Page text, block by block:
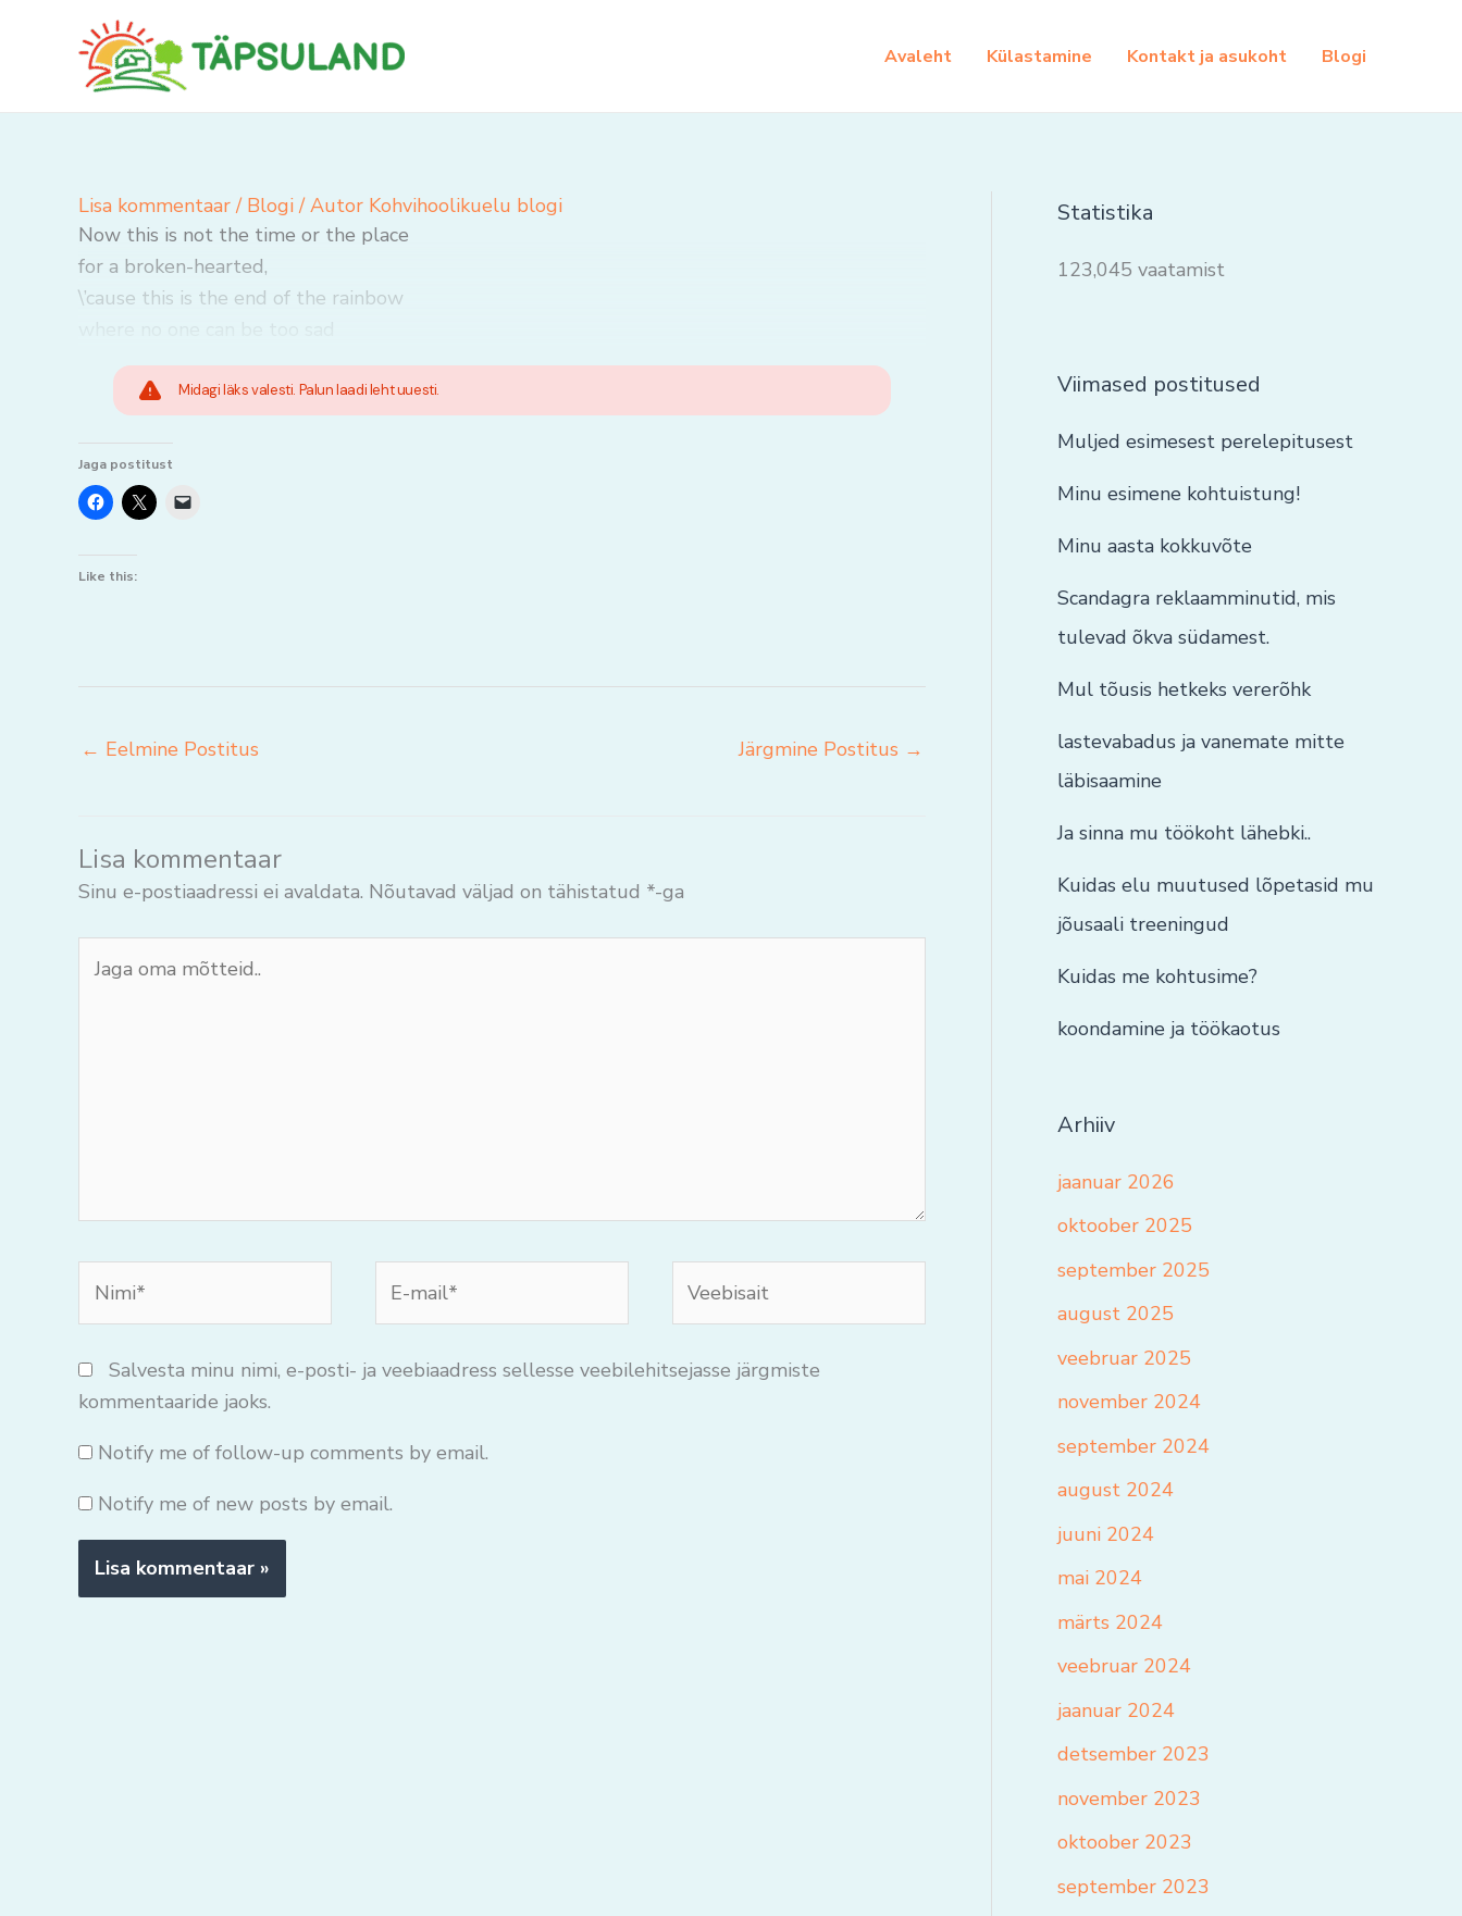
Avaleht Külastamine Kontakt ja asukoht Blogi
Lisa kommentaar / Blogi/ Autor Kohvihoolikuelu blogi
Now this is not the time or the place
for a broken-hearted,
\’cause this is the end of the rainbow
Midagi läks valesti. Palun laadi leht uuesti.
Jaga postitust
Like this:
← Eelmine Postitus Järgmine Postitus →
Lisa kommentaar
Sinu e-postiaadressi ei avaldata. Nõutavad väljad on tähistatud *-ga
oma
mail*
Salvesta minu nimi, e-posti- ja veebiaadress sellesse veebilehitsejasse järgmiste
kommentaaride jaoks.
Notify me of follow-up comments by email.
Notify me of new posts by email.
Statistika
123,045 vaatamist
Viimased postitused
Muljed esimesest perelepitusest
Minu esimene kohtuistung!
Minu aasta kokkuvõte
Scandagra reklaamminutid, mis
tulevad õkva südamest.
Mul tõusis hetkeks vererõhk
lastevabadus ja vanemate mitte
läbisaamine
Ja sinna mu töökoht lähebki..
Kuidas elu muutused lõpetasid mu
jõusaali treeningud
Kuidas me kohtusime?
koondamine ja töökaotus
Arhiiv
jaanuar 2026
oktoober 2025
september 2025
august 2025
veebruar 2025
november 2024
september 2024
august 2024
juuni 2024
mai 2024
märts 2024
veebruar 2024
jaanuar 2024
detsember 2023
november 2023
oktoober 2023
september 2023